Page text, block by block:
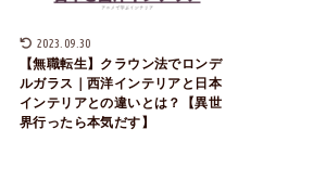
2023.09.30
【無職転生】クラウン法でロンデ
ルガラス｜西洋インテリアと日本
インテリアとの違いとは？【異世
界行ったら本気だす】